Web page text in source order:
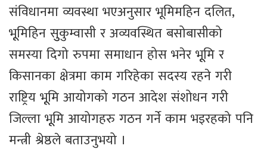
संविधानमा व्यवस्था भएअनुसार भूमिमहिन दलित,
भूूमिहिन सुुकुम्वासी र अव्यवस्थित बसोबासीको
समस्या दिगो रुपमा समाधान होस भनेर भूूमि र
किसानका क्षेत्रमा काम गरिहेका सदस्य रहने गरी
राष्ट्रिय भूूमि आयोगको गठन आदेश संशोधन गरी
जिल्ला भूूमि आयोगहरु गठन गर्ने काम भइरहको पनि
मन्त्री श्रेष्ठले बताउनुभयो ।